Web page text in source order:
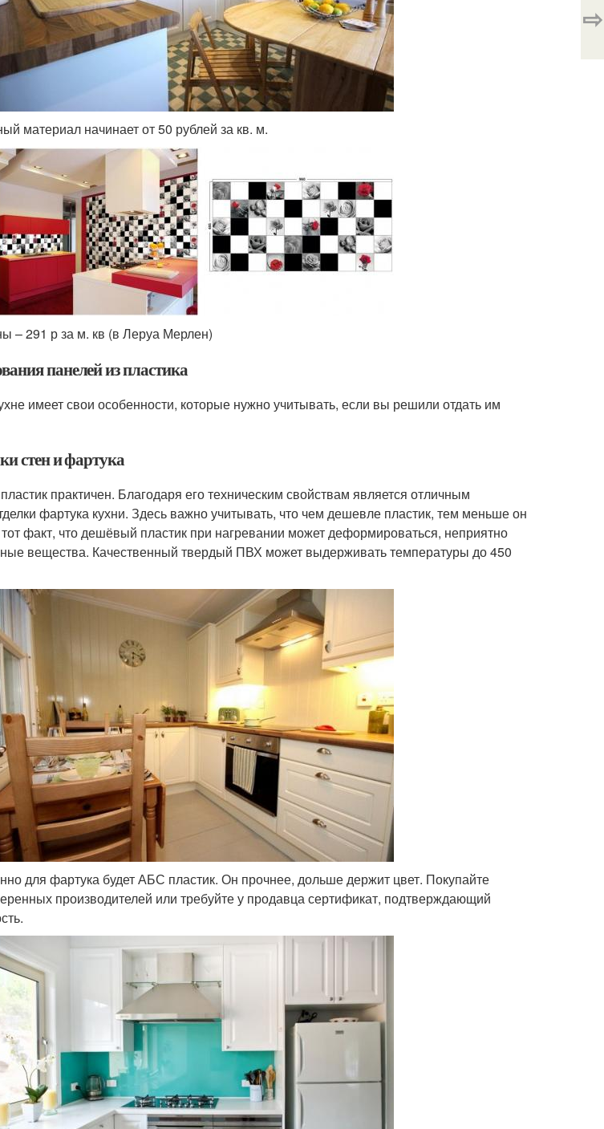
материал начинает от 50 рублей за кв. м.
– 291 р за м. кв (в Леруа Мерлен)
панелей из пластика
имеет свои особенности, которые нужно учитывать, если вы решили отдать им
стен и фартука
практичен. Благодаря его техническим свойствам является отличным
фартука кухни. Здесь важно учитывать, что чем дешевле пластик, тем меньше он
факт, что дешёвый пластик при нагревании может деформироваться, неприятно
вещества. Качественный твердый ПВХ может выдерживать температуры до 450
для фартука будет АБС пластик. Он прочнее, дольше держит цвет. Покупайте
производителей или требуйте у продавца сертификат, подтверждающий
⇨